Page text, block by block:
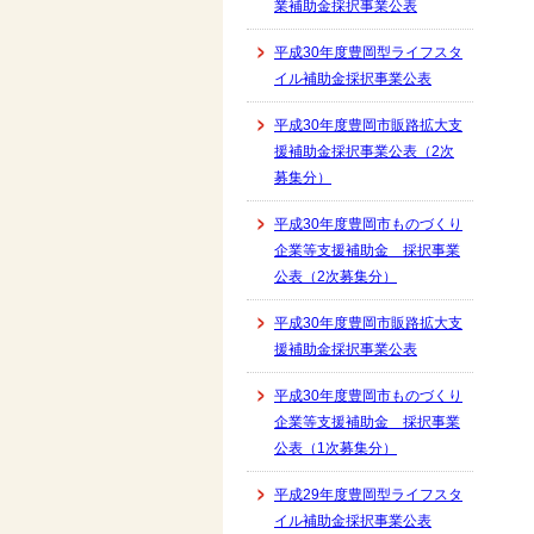
業補助金採択事業公表
平成30年度豊岡型ライフスタ
イル補助金採択事業公表
平成30年度豊岡市販路拡大支
援補助金採択事業公表（2次
募集分）
平成30年度豊岡市ものづくり
企業等支援補助金 採択事業
公表（2次募集分）
平成30年度豊岡市販路拡大支
援補助金採択事業公表
平成30年度豊岡市ものづくり
企業等支援補助金 採択事業
公表（1次募集分）
平成29年度豊岡型ライフスタ
イル補助金採択事業公表